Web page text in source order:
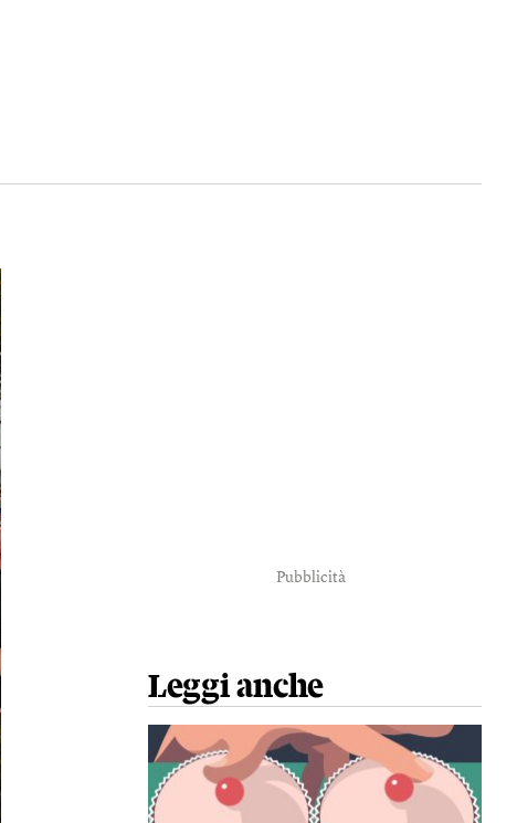
Pubblicità
Leggi anche